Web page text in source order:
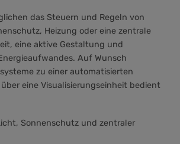
das Steuern und Regeln von
Heizung oder eine zentrale
eine aktive Gestaltung und
Auf Wunsch
zu einer automatisierten
eine Visualisierungseinheit bedient
Sonnenschutz und zentraler